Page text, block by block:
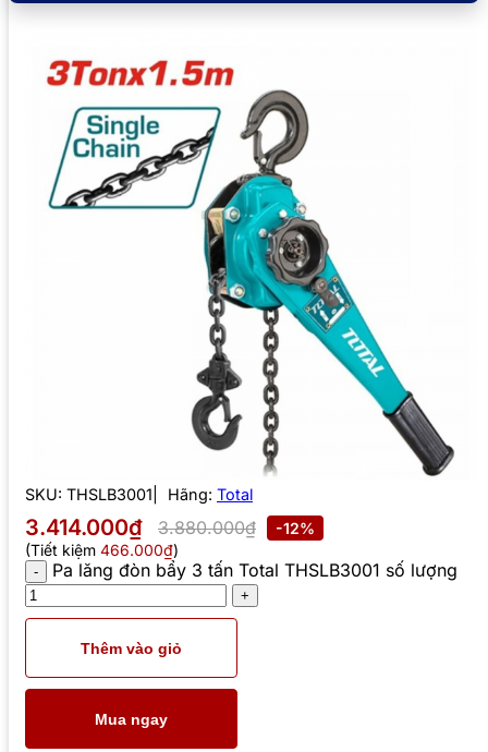
SKU: THSLB3001 Hãng: Total
3.414.000₫ 3.880.000₫
-12%
(Tiết kiệm 466.000₫)
Pa lăng đòn bẩy 3 tấn Total THSLB3001 số lượng
Thêm vào giỏ
Mua ngay